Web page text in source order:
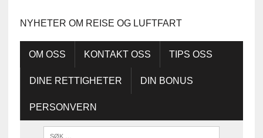
NYHETER OM REISE OG LUFTFART
OM OSS KONTAKT OSS TIPS OSS
DINE RETTIGHETER DIN BONUS
PERSONVERN